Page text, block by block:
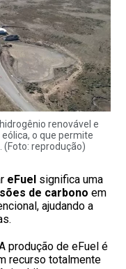
renovável e
o que permite
reprodução)
eFuelsignifica uma
de carbono em
ajudando a
produção de eFuel é
recurso totalmente